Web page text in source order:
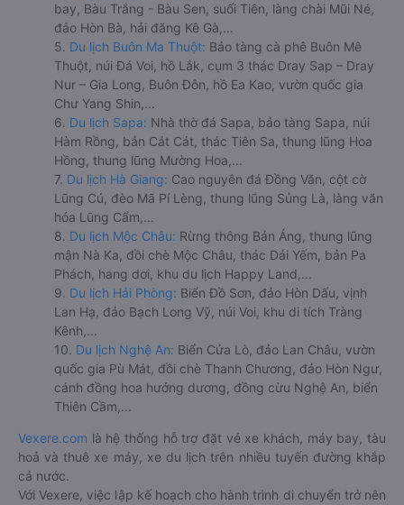
bay, Bàu Trắng - Bàu Sen, suối Tiên, làng chài Mũi Né,
đảo Hòn Bà, hải đăng Kê Gà,...
5. Du lịch Buôn Ma Thuột: Bảo tàng cà phê Buôn Mê
Thuột, núi Đá Voi, hồ Lắk, cụm 3 thác Dray Sap – Dray
Nur – Gia Long, Buôn Đôn, hồ Ea Kao, vườn quốc gia
Chư Yang Shin,...
6. Du lịch Sapa: Nhà thờ đá Sapa, bảo tàng Sapa, núi
Hàm Rồng, bản Cát Cát, thác Tiên Sa, thung lũng Hoa
Hồng, thung lũng Mường Hoa,...
7. Du lịch Hà Giang: Cao nguyên đá Đồng Văn, cột cờ
Lũng Cú, đèo Mã Pí Lèng, thung lũng Sủng Là, làng văn
hóa Lũng Cẩm,...
8. Du lịch Mộc Châu: Rừng thông Bản Áng, thung lũng
mận Nà Ka, đồi chè Mộc Châu, thác Dải Yếm, bản Pa
Phách, hang dơi, khu du lịch Happy Land,...
9. Du lịch Hải Phòng: Biển Đồ Sơn, đảo Hòn Dấu, vịnh
Lan Hạ, đảo Bạch Long Vỹ, núi Voi, khu di tích Tràng
Kênh,...
10. Du lịch Nghệ An: Biển Cửa Lò, đảo Lan Châu, vườn
quốc gia Pù Mát, đồi chè Thanh Chương, đảo Hòn Ngư,
cánh đồng hoa hướng dương, đồng cừu Nghệ An, biển
Thiên Cầm,...
Vexere.com là hệ thống hỗ trợ đặt vé xe khách, máy bay, tàu
hoả và thuê xe máy, xe du lịch trên nhiều tuyến đường khắp
cả nước.
Với Vexere, việc lập kế hoạch cho hành trình di chuyển trở nên